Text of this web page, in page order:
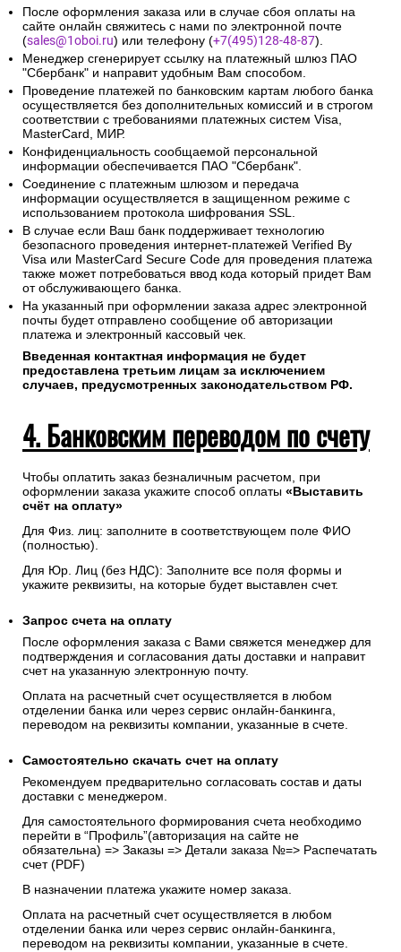
После оформления заказа или в случае сбоя оплаты на
сайте онлайн свяжитесь с нами по электронной почте
(sales@1oboi.ru) или телефону (+7(495)128-48-87).
Менеджер сгенерирует ссылку на платежный шлюз ПАО
"Сбербанк" и направит удобным Вам способом.
Проведение платежей по банковским картам любого банка
осуществляется без дополнительных комиссий и в строгом
соответствии с требованиями платежных систем Visa,
MasterCard, МИР.
Конфиденциальность сообщаемой персональной
информации обеспечивается ПАО "Сбербанк".
Соединение с платежным шлюзом и передача
информации осуществляется в защищенном режиме с
использованием протокола шифрования SSL.
В случае если Ваш банк поддерживает технологию
безопасного проведения интернет-платежей Verified By
Visa или MasterCard Secure Code для проведения платежа
также может потребоваться ввод кода который придет Вам
от обслуживающего банка.
На указанный при оформлении заказа адрес электронной
почты будет отправлено сообщение об авторизации
платежа и электронный кассовый чек.
Введенная контактная информация не будет
предоставлена третьим лицам за исключением
случаев, предусмотренных законодательством РФ.
4. Банковским переводом по счету
Чтобы оплатить заказ безналичным расчетом, при
оформлении заказа укажите способ оплаты «Выставить
счёт на оплату»
Для Физ. лиц: заполните в соответствующем поле ФИО
(полностью).
Для Юр. Лиц (без НДС): Заполните все поля формы и
укажите реквизиты, на которые будет выставлен счет.
Запрос счета на оплату
После оформления заказа с Вами свяжется менеджер для
подтверждения и согласования даты доставки и направит
счет на указанную электронную почту.
Оплата на расчетный счет осуществляется в любом
отделении банка или через сервис онлайн-банкинга,
переводом на реквизиты компании, указанные в счете.
Самостоятельно скачать счет на оплату
Рекомендуем предварительно согласовать состав и даты
доставки с менеджером.
Для самостоятельного формирования счета необходимо
перейти в “Профиль”(авторизация на сайте не
обязательна) => Заказы => Детали заказа №=> Распечатать
счет (PDF)
В назначении платежа укажите номер заказа.
Оплата на расчетный счет осуществляется в любом
отделении банка или через сервис онлайн-банкинга,
переводом на реквизиты компании, указанные в счете.